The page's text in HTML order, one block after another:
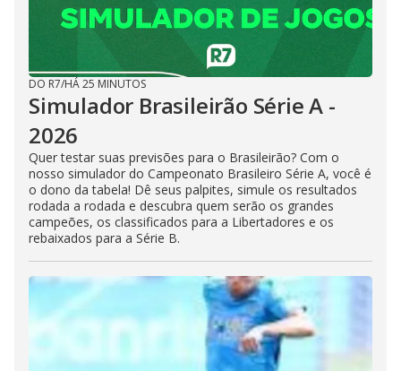
DO R7/HÁ 25 MINUTOS
Simulador Brasileirão Série A -
2026
Quer testar suas previsões para o Brasileirão? Com o
nosso simulador do Campeonato Brasileiro Série A, você é
o dono da tabela! Dê seus palpites, simule os resultados
rodada a rodada e descubra quem serão os grandes
campeões, os classificados para a Libertadores e os
rebaixados para a Série B.